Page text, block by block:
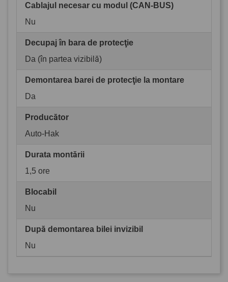
Cablajul necesar cu modul (CAN-BUS)
Nu
Decupaj în bara de protecţie
Da (în partea vizibilă)
Demontarea barei de protecţie la montare
Da
Producător
Auto-Hak
Durata montării
1,5 ore
Blocabil
Nu
După demontarea bilei invizibil
Nu